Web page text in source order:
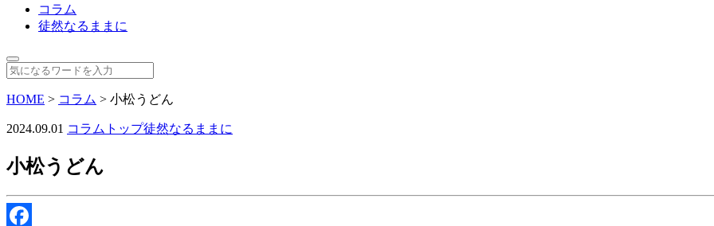
コラム
徒然なるままに
HOME > コラム > 小松うどん
2024.09.01 コラム トップ徒然なるままに
小松うどん